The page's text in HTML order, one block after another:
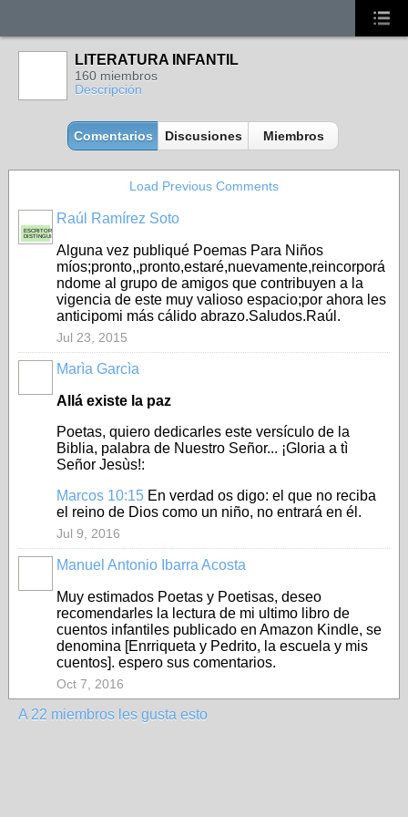
LITERATURA INFANTIL
160 miembros
Descripción
Comentarios Discusiones Miembros
Load Previous Comments
ESCRITOR
DISTINGUIDO
Raúl Ramírez Soto
Alguna vez publiqué Poemas Para Niños
míos;pronto,,pronto,estaré,nuevamente,reincorporá
ndome al grupo de amigos que contribuyen a la
vigencia de este muy valioso espacio;por ahora les
anticipomi más cálido abrazo.Saludos.Raúl.
Jul 23, 2015
Marìa Garcìa
Allá existe la paz
Poetas, quiero dedicarles este versículo de la
Biblia, palabra de Nuestro Señor... ¡Gloria a tì
Señor Jesùs!:
Marcos 10:15 En verdad os digo: el que no reciba
el reino de Dios como un niño, no entrará en él.
Jul 9, 2016
Manuel Antonio Ibarra Acosta
Muy estimados Poetas y Poetisas, deseo
recomendarles la lectura de mi ultimo libro de
cuentos infantiles publicado en Amazon Kindle, se
denomina [Enrriqueta y Pedrito, la escuela y mis
cuentos]. espero sus comentarios.
Oct 7, 2016
A 22 miembros les gusta esto